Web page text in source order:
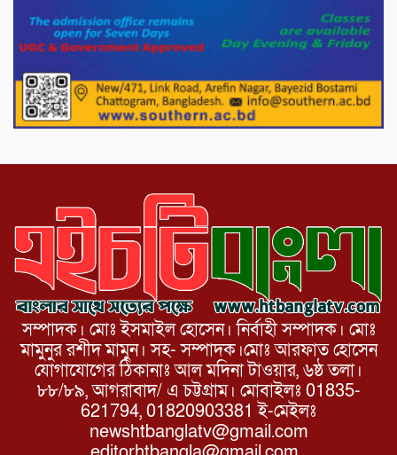
মিরপুর-১১ নম্বরে দুর্বৃত্তদের গুলিতে বিএনপি
নেতা গুরুতর আহত
পাটগ্রামে চিকিৎসা সেবায় বীর মুক্তিযোদ্ধা দবির
উদ্দিন ফাউন্ডেশন
সম্পাদক। মোঃ ইসমাইল হোসেন। নির্বাহী সম্পাদক। মোঃ
মামুনুর রশীদ মামুন। সহ- সম্পাদক।মোঃ আরফাত হোসেন
যোগাযোগের ঠিকানাঃ আল মদিনা টাওয়ার, ৬ষ্ঠ তলা।
৮৮/৮৯, আগরাবাদ/ এ চট্টগ্রাম। মোবাইলঃ 01835-
621794, 01820903381 ই-মেইলঃ
newshtbanglatv@gmail.com